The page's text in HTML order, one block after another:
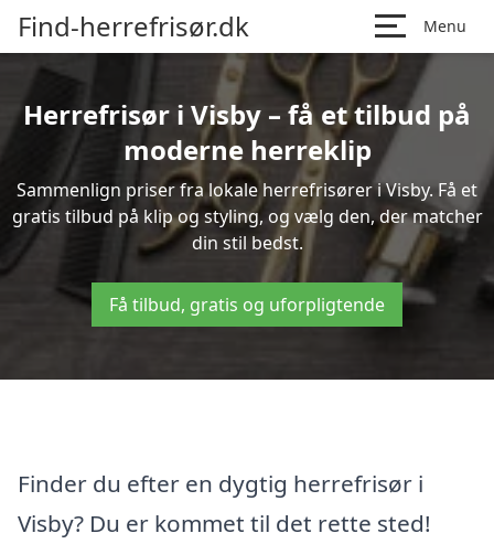
Find-herrefrisør.dk Menu
Herrefrisør i Visby – få et tilbud på
moderne herreklip
Sammenlign priser fra lokale herrefrisører i Visby. Få et
gratis tilbud på klip og styling, og vælg den, der matcher
din stil bedst.
Få tilbud, gratis og uforpligtende
Finder du efter en dygtig herrefrisør i
Visby? Du er kommet til det rette sted!